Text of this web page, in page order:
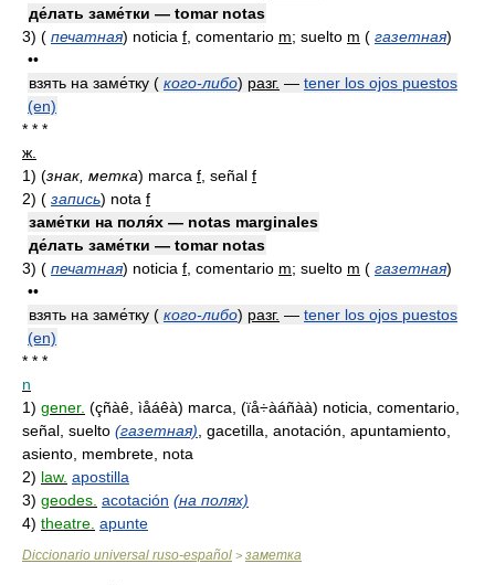
де́лать заме́тки — tomar notas
3) ( печатная) noticia f , comentario m; suelto m ( газетная)
••
взять на заме́тку ( кого-либо) разг. — tener los ojos puestos
(en)
* * *
ж.
1) (знак, метка) marca f , señal f
2) ( запись) nota f
заме́тки на поля́х — notas marginales
де́лать заме́тки — tomar notas
3) ( печатная) noticia f , comentario m; suelto m ( газетная)
••
взять на заме́тку ( кого-либо) разг. — tener los ojos puestos
(en)
* * *
n
1) gener. (çñàê, ìåáêà) marca, (ïå÷àáñàà) noticia, comentario,
señal, suelto (газетная) , gacetilla, anotación, apuntamiento,
asiento, membrete, nota
2) law. apostilla
3) geodes. acotación (на полях)
4) theatre. apunte
Diccionario universal ruso-español > заметка